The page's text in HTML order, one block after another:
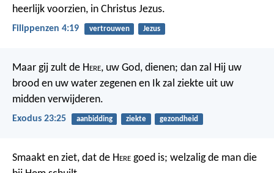
heerlijk voorzien, in Christus Jezus.
Filippenzen 4:19 vertrouwen Jezus
Maar gij zult de Here, uw God, dienen; dan zal Hij uw
brood en uw water zegenen en Ik zal ziekte uit uw
midden verwijderen.
Exodus 23:25 aanbidding ziekte gezondheid
Smaakt en ziet, dat de Here goed is; welzalig de man die